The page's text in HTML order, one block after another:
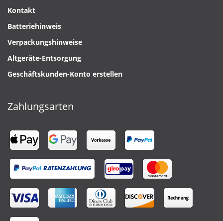
Kontakt
Batteriehinweis
Verpackungshinweise
Altgeräte-Entsorgung
Geschäftskunden-Konto erstellen
Zahlungsarten